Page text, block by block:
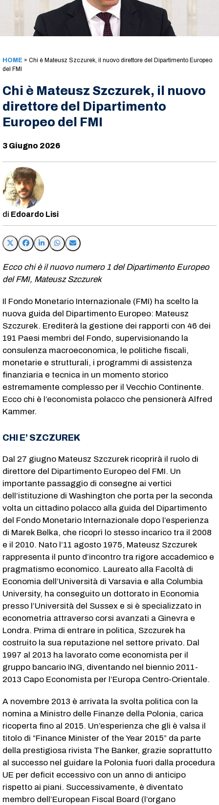
HOME » Chi è Mateusz Szczurek, il nuovo direttore del Dipartimento Europeo
del FMI
Chi è Mateusz Szczurek, il nuovo
direttore del Dipartimento
Europeo del FMI
3 Giugno 2026
Edoardo Lisi
Ecco chi è il nuovo numero 1 del Dipartimento Europeo
del FMI, Mateusz Szczurek
Il Fondo Monetario Internazionale (FMI) ha scelto la
nuova guida del Dipartimento Europeo: Mateusz
Szczurek. Erediterà la gestione dei rapporti con 46 dei
191 Paesi membri del Fondo, supervisionando la
consulenza macroeconomica, le politiche fiscali,
monetarie e strutturali, i programmi di assistenza
finanziaria e tecnica in un momento storico
estremamente complesso per il Vecchio Continente.
Ecco chi è l’economista polacco che pensionerà Alfred
Kammer.
CHI E’ SZCZUREK
Dal 27 giugno Mateusz Szczurek ricoprirà il ruolo di
direttore del Dipartimento Europeo del FMI. Un
importante passaggio di consegne ai vertici
dell’istituzione di Washington che porta per la seconda
volta un cittadino polacco alla guida del Dipartimento
del Fondo Monetario Internazionale dopo l’esperienza
di Marek Belka, che ricoprì lo stesso incarico tra il 2008
e il 2010. Nato l’11 agosto 1975, Mateusz Szczurek
rappresenta il punto d’incontro tra rigore accademico e
pragmatismo economico. Laureato alla Facoltà di
Economia dell’Università di Varsavia e alla Columbia
University, ha conseguito un dottorato in Economia
presso l’Università del Sussex e si è specializzato in
econometria attraverso corsi avanzati a Ginevra e
Londra. Prima di entrare in politica, Szczurek ha
costruito la sua reputazione nel settore privato. Dal
1997 al 2013 ha lavorato come economista per il
gruppo bancario ING, diventando nel biennio 2011-
2013 Capo Economista per l’Europa Centro-Orientale.
A novembre 2013 è arrivata la svolta politica con la
nomina a Ministro delle Finanze della Polonia, carica
ricoperta fino al 2015. Un’esperienza che gli è valsa il
titolo di “Finance Minister of the Year 2015” da parte
della prestigiosa rivista The Banker, grazie soprattutto
al successo nel guidare la Polonia fuori dalla procedura
UE per deficit eccessivo con un anno di anticipo
rispetto ai piani. Successivamente, è diventato
membro dell’European Fiscal Board (l’organo